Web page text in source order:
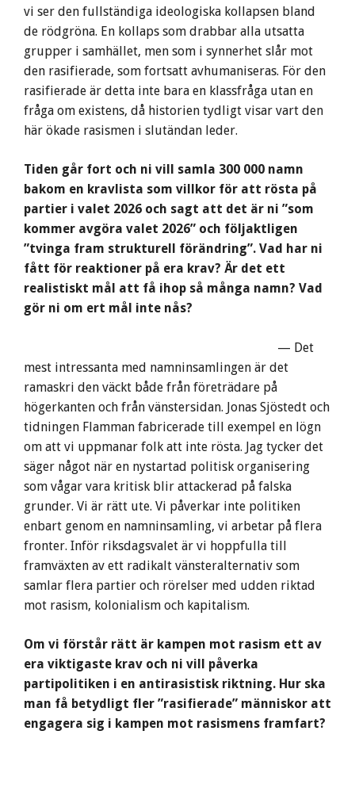
vi ser den fullständiga ideologiska kollapsen bland
de rödgröna. En kollaps som drabbar alla utsatta
grupper i samhället, men som i synnerhet slår mot
den rasifierade, som fortsatt avhumaniseras. För den
rasifierade är detta inte bara en klassfråga utan en
fråga om existens, då historien tydligt visar vart den
här ökade rasismen i slutändan leder.
Tiden går fort och ni vill samla 300 000 namn
bakom en kravlista som villkor för att rösta på
partier i valet 2026 och sagt att det är ni ”som
kommer avgöra valet 2026” och följaktligen
”tvinga fram strukturell förändring”. Vad har ni
fått för reaktioner på era krav? Är det ett
realistiskt mål att få ihop så många namn? Vad
gör ni om ert mål inte nås?
— Det
mest intressanta med namninsamlingen är det
ramaskri den väckt både från företrädare på
högerkanten och från vänstersidan. Jonas Sjöstedt och
tidningen Flamman fabricerade till exempel en lögn
om att vi uppmanar folk att inte rösta. Jag tycker det
säger något när en nystartad politisk organisering
som vågar vara kritisk blir attackerad på falska
grunder. Vi är rätt ute. Vi påverkar inte politiken
enbart genom en namninsamling, vi arbetar på flera
fronter. Inför riksdagsvalet är vi hoppfulla till
framväxten av ett radikalt vänsteralternativ som
samlar flera partier och rörelser med udden riktad
mot rasism, kolonialism och kapitalism.
Om vi förstår rätt är kampen mot rasism ett av
era viktigaste krav och ni vill påverka
partipolitiken i en antirasistisk riktning. Hur ska
man få betydligt fler ”rasifierade” människor att
engagera sig i kampen mot rasismens framfart?